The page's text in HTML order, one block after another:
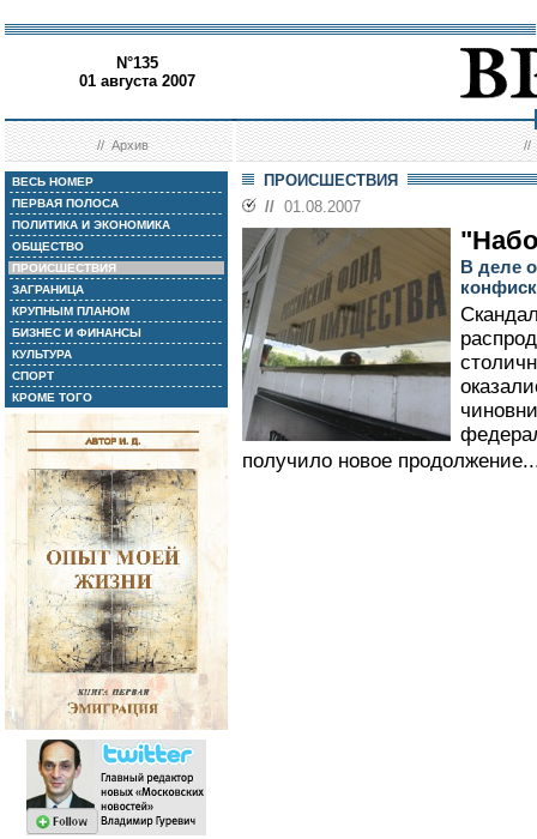
N°135
01 августа 2007
//Архив //
ВЕСЬ НОМЕР
ПЕРВАЯ ПОЛОСА
ПОЛИТИКА И ЭКОНОМИКА
ОБЩЕСТВО
ПРОИСШЕСТВИЯ
ЗАГРАНИЦА
КРУПНЫМ ПЛАНОМ
БИЗНЕС И ФИНАНСЫ
КУЛЬТУРА
СПОРТ
КРОМЕ ТОГО
ПРОИСШЕСТВИЯ
// 01.08.2007
В деле
получило новое